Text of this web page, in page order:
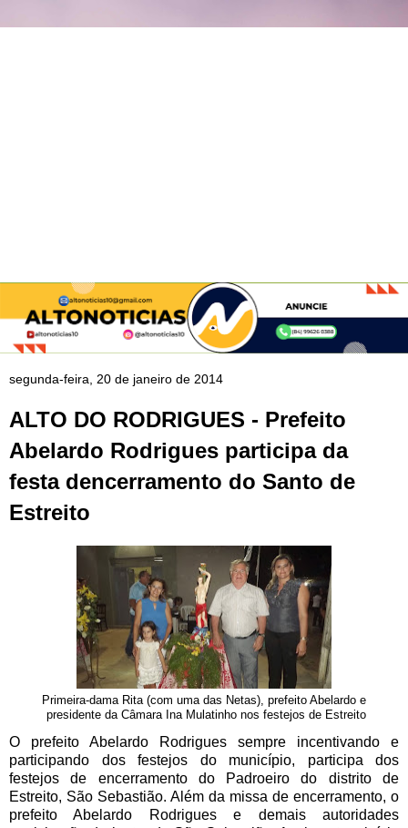
segunda-feira, 20 de janeiro de 2014
ALTO DO RODRIGUES - Prefeito
Abelardo Rodrigues participa da
festa dencerramento do Santo de
Estreito
Primeira-dama Rita (com uma das Netas), prefeito Abelardo e
presidente da Câmara Ina Mulatinho nos festejos de Estreito
O prefeito Abelardo Rodrigues sempre incentivando e
participando dos festejos do município, participa dos
festejos de encerramento do Padroeiro do distrito de
Estreito, São Sebastião. Além da missa de encerramento, o
prefeito Abelardo Rodrigues e demais autoridades